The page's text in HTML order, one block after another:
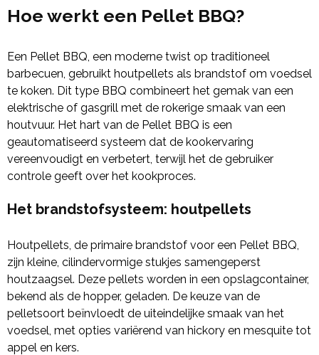
Hoe werkt een Pellet BBQ?
Een Pellet BBQ, een moderne twist op traditioneel
barbecuen, gebruikt houtpellets als brandstof om voedsel
te koken. Dit type BBQ combineert het gemak van een
elektrische of gasgrill met de rokerige smaak van een
houtvuur. Het hart van de Pellet BBQ is een
geautomatiseerd systeem dat de kookervaring
vereenvoudigt en verbetert, terwijl het de gebruiker
controle geeft over het kookproces.
Het brandstofsysteem: houtpellets
Houtpellets, de primaire brandstof voor een Pellet BBQ,
zijn kleine, cilindervormige stukjes samengeperst
houtzaagsel. Deze pellets worden in een opslagcontainer,
bekend als de hopper, geladen. De keuze van de
pelletsoort beïnvloedt de uiteindelijke smaak van het
voedsel, met opties variërend van hickory en mesquite tot
appel en kers.